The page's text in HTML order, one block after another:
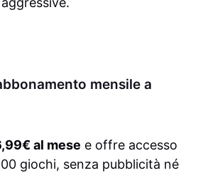
mensile a
al mese e offre accesso
giochi, senza pubblicità né